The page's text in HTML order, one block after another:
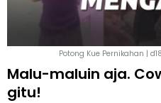
Potong Kue Pernikahan |
Malu-maluin aja.
gitu!